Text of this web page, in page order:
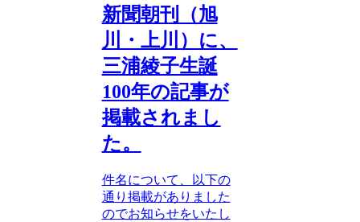
新聞朝刊（旭
川・上川）に、
三浦綾子生誕
100年の記事が
掲載されまし
た。
件名について、以下の
通り掲載がありました
のでお知らせをいたし